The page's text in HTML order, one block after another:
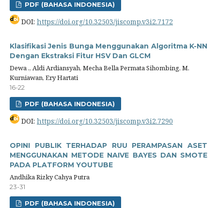
PDF (BAHASA INDONESIA)
DOI: https://doi.org/10.32503/jiscomp.v3i2.7172
Klasifikasi Jenis Bunga Menggunakan Algoritma K-NN
Dengan Ekstraksi Fitur HSV Dan GLCM
Dewa ., Aldi Ardiansyah, Mecha Bella Permata Sihombing, M.
Kurniawan, Ery Hartati
16-22
PDF (BAHASA INDONESIA)
DOI: https://doi.org/10.32503/jiscomp.v3i2.7290
OPINI PUBLIK TERHADAP RUU PERAMPASAN ASET
MENGGUNAKAN METODE NAIVE BAYES DAN SMOTE
PADA PLATFORM YOUTUBE
Andhika Rizky Cahya Putra
23-31
PDF (BAHASA INDONESIA)